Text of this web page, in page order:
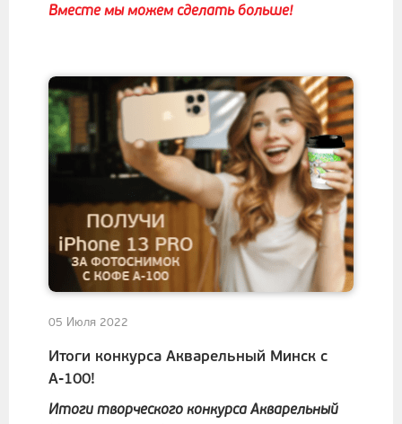
Вместе мы можем сделать больше!
05 Июля 2022
Итоги конкурса Акварельный Минск с
А-100!
Итоги творческого конкурса Акварельный